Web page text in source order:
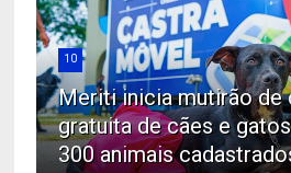
10
Meriti inicia mutirão de
gratuita de cães e
300 animais